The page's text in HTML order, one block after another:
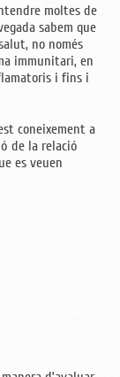
moltes de
sabem que
no només
immunitari, en
i fins i
coneixement a
de la relació
es veuen